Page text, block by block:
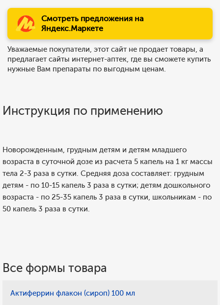
Смотреть предложения на
Яндекс.Маркете
Уважаемые покупатели, этот сайт не продает товары, а
предлагает сайты интернет-аптек, где вы сможете купить
нужные Вам препараты по выгодным ценам.
Инструкция по применению
Новорожденным, грудным детям и детям младшего
возраста в суточной дозе из расчета 5 капель на 1 кг массы
тела 2-3 раза в сутки. Средняя доза составляет: грудным
детям - по 10-15 капель 3 раза в сутки; детям дошкольного
возраста - по 25-35 капель 3 раза в сутки, школьникам - по
50 капель 3 раза в сутки.
Все формы товара
Актиферрин флакон (сироп) 100 мл